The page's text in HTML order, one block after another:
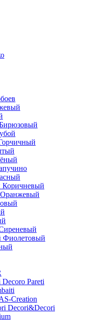
Коричневый
Оранжевый
Фиолетовый
Decoro Pareti
Creation
Decori&Decori